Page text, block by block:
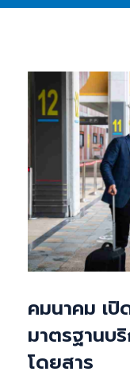
คมนาคม เ
มาตรฐานบ
โดยสาร